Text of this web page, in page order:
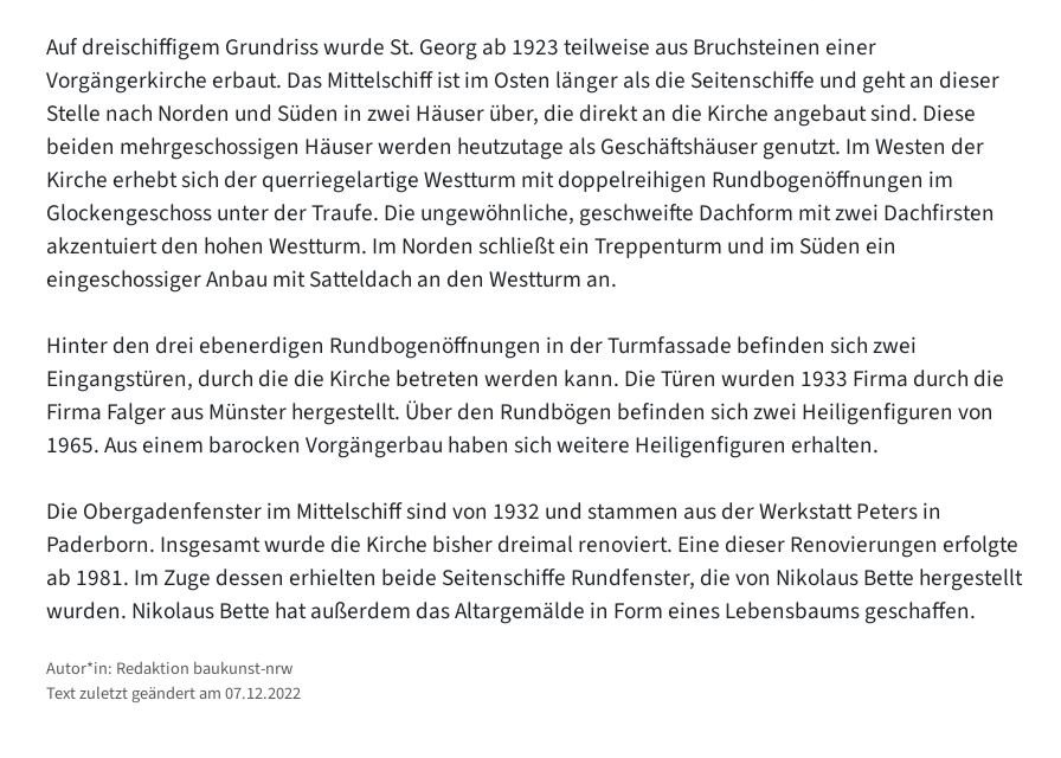
Auf dreischiffigem Grundriss wurde St. Georg ab 1923 teilweise aus Bruchsteinen einer
Vorgängerkirche erbaut. Das Mittelschiff ist im Osten länger als die Seitenschiffe und geht an dieser
Stelle nach Norden und Süden in zwei Häuser über, die direkt an die Kirche angebaut sind. Diese
beiden mehrgeschossigen Häuser werden heutzutage als Geschäftshäuser genutzt. Im Westen der
Kirche erhebt sich der querriegelartige Westturm mit doppelreihigen Rundbogenöffnungen im
Glockengeschoss unter der Traufe. Die ungewöhnliche, geschweifte Dachform mit zwei Dachfirsten
akzentuiert den hohen Westturm. Im Norden schließt ein Treppenturm und im Süden ein
eingeschossiger Anbau mit Satteldach an den Westturm an.
Hinter den drei ebenerdigen Rundbogenöffnungen in der Turmfassade befinden sich zwei
Eingangstüren, durch die die Kirche betreten werden kann. Die Türen wurden 1933 Firma durch die
Firma Falger aus Münster hergestellt. Über den Rundbögen befinden sich zwei Heiligenfiguren von
1965. Aus einem barocken Vorgängerbau haben sich weitere Heiligenfiguren erhalten.
Die Obergadenfenster im Mittelschiff sind von 1932 und stammen aus der Werkstatt Peters in
Paderborn. Insgesamt wurde die Kirche bisher dreimal renoviert. Eine dieser Renovierungen erfolgte
ab 1981. Im Zuge dessen erhielten beide Seitenschiffe Rundfenster, die von Nikolaus Bette hergestellt
wurden. Nikolaus Bette hat außerdem das Altargemälde in Form eines Lebensbaums geschaffen.
Autor*in: Redaktion baukunst-nrw
Text zuletzt geändert am 07.12.2022